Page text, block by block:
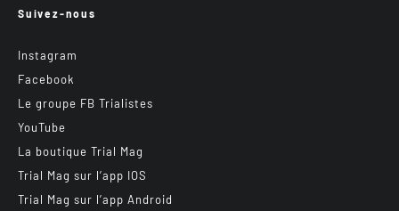
Suivez-nous
Instagram
Facebook
Le groupe FB Trialistes
YouTube
La boutique Trial Mag
Trial Mag sur l’app IOS
Trial Mag sur l’app Android